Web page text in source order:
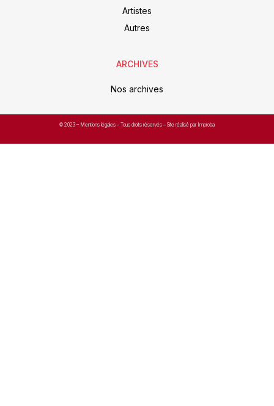
Artistes
Autres
ARCHIVES
Nos archives
© 2023 – Mentions légales – Tous droits réservés – Site réalisé par Improba